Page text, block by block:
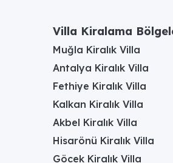
Villa Kiralama
Muğla Kiralık Villa
Antalya Kiralık Villa
Fethiye Kiralık Villa
Kalkan Kiralık Villa
Akbel Kiralık Villa
Hisarönü Kiralık Villa
Göcek Kiralık Villa